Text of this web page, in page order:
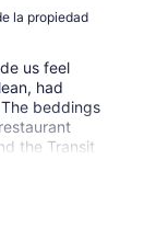
la propiedad
us feel
had
beddings
the Transit
es Salaam